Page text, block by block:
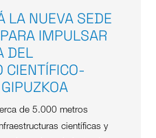
LA NUEVA SEDE
IMPULSAR
DEL
CIENTÍFICO-
de 5.000 metros
científicas y